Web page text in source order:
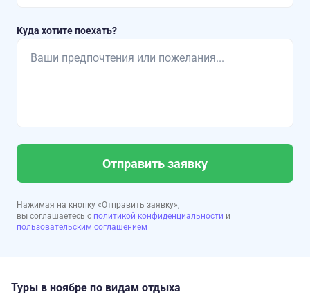
Куда хотите поехать?
Отправить заявку
Нажимая на кнопку «Отправить заявку»,
вы соглашаетесь с политикой конфиденциальности и
пользовательским соглашением
Туры в ноябре по видам отдыха